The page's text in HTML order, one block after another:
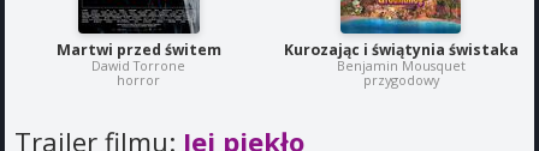
Martwi przed świtem
Dawid Torrone
horror
Kurozając i świątynia świstaka
Benjamin Mousquet
przygodowy
Trailer filmu: Jej piekło